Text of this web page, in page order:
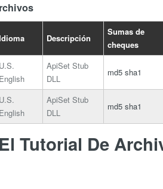
Descripción
Sumas de
cheques
U.S.
English
ApiSet Stub
DLL
md5 sha1
U.S.
English
ApiSet Stub
DLL
md5 sha1
Tutorial De